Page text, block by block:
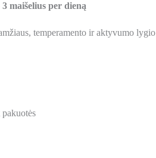
3 maišelius per dieną
temperamento ir aktyvumo lygio